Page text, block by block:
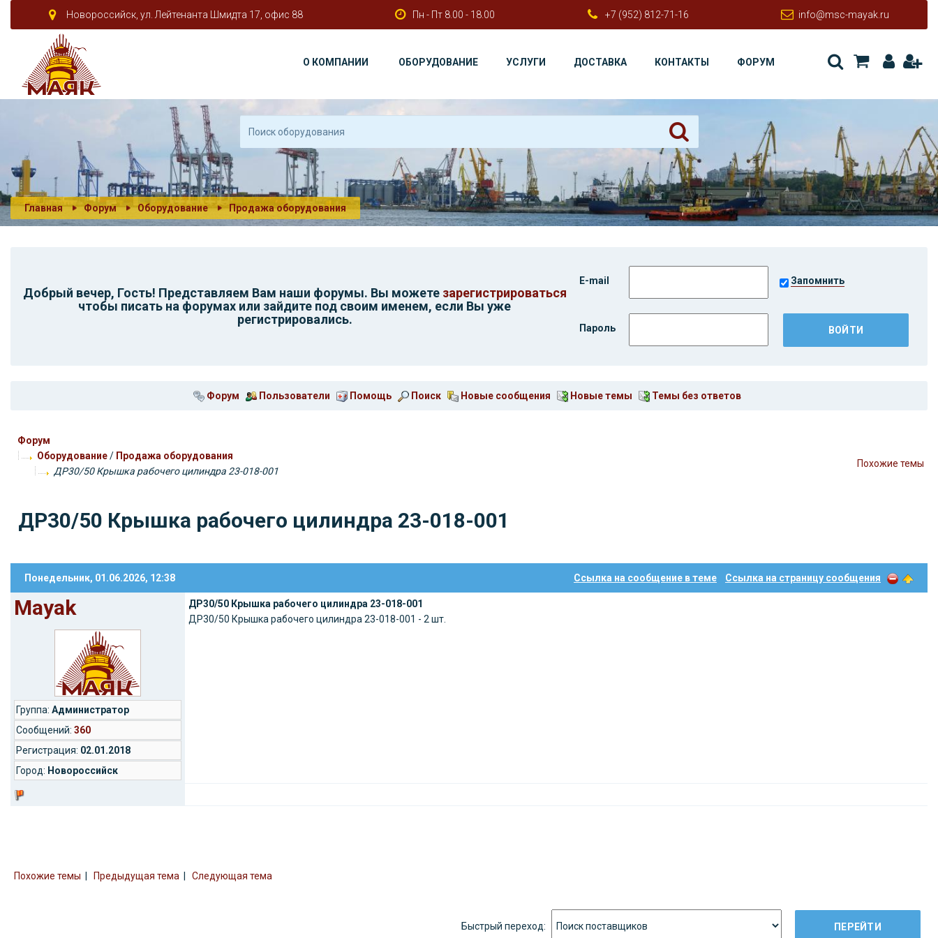
Новороссийск, ул. Лейтенанта Шмидта 17, офис 88 Пн - Пт 8.00 - 18.00 +7 (952) 812-71-16 info@msc-mayak.ru
О КОМПАНИИ ОБОРУДОВАНИЕ УСЛУГИ ДОСТАВКА КОНТАКТЫ ФОРУМ
Главная Форум Оборудование Продажа оборудования
Добрый вечер, Гость! Представляем Вам наши форумы. Вы можете зарегистрироваться
чтобы писать на форумах или зайдите под своим именем, если Вы уже
регистрировались.
E-mail Запомнить
Пароль
Форум Пользователи Помощь Поиск Новые сообщения Новые темы Темы без ответов
Форум
Оборудование/ Продажа оборудования
ДР30/50 Крышка рабочего цилиндра 23-018-001
Похожие темы
ДР30/50 Крышка рабочего цилиндра 23-018-001
Ссылка на сообщение в теме Ссылка на страницу сообщения
Понедельник, 01.06.2026, 12:38
Mayak
Группа: Администратор
Cообщений: 360
Регистрация: 02.01.2018
Город: Новороссийск
ДР30/50 Крышка рабочего цилиндра 23-018-001
ДР30/50 Крышка рабочего цилиндра 23-018-001 - 2 шт.
Похожие темы Предыдущая тема Следующая тема
Быстрый переход: